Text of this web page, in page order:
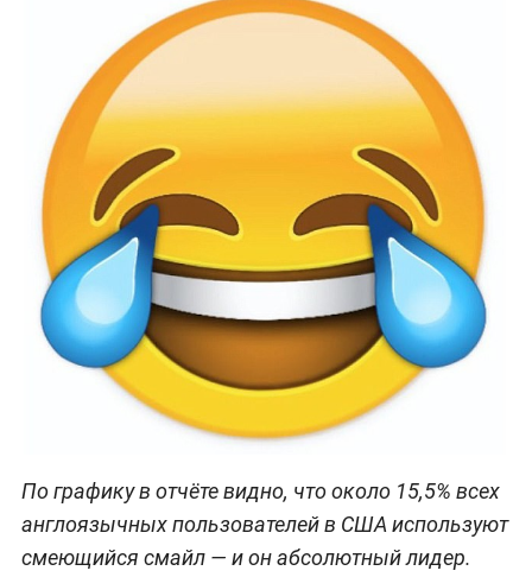
По графику в отчёте видно, что около 15,5% всех
англоязычных пользователей в США используют
смеющийся смайл — и он абсолютный лидер.